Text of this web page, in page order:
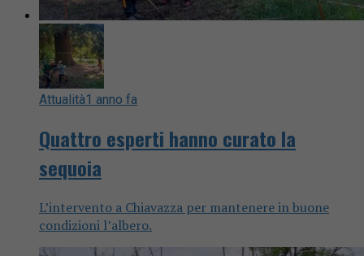
Attualità1 anno fa
Quattro esperti hanno curato la
sequoia
L’intervento a Chiavazza per mantenere in buone
condizioni l’albero.